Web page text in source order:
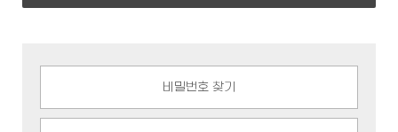
비밀번호 찾기